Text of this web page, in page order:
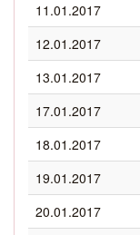
11.01.2017
12.01.2017
13.01.2017
17.01.2017
18.01.2017
19.01.2017
20.01.2017